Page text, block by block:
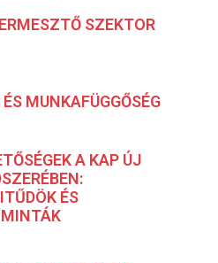
SZEKTOR
MUNKAFÜGGŐSÉG
A KAP ÚJ
ÉS